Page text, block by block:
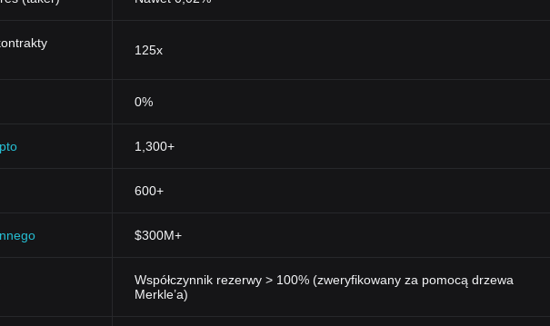
125x
0%
1,300+
600+
$300M+
Współczynnik rezerwy > 100% (zweryfikowany za pomocą drzewa
Merkle’a)